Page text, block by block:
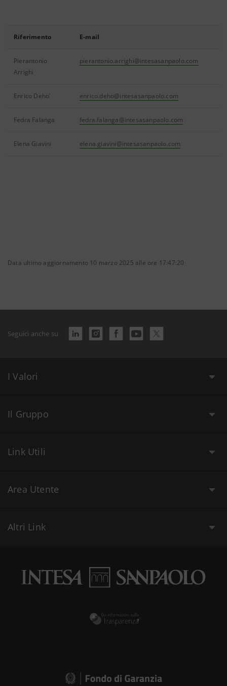
Riferimento E-mail
Pierantonio
Arrighi
pierantonio.arrighi@intesasanpaolo.com
Enrico Deho' enrico.deho@intesasanpaolo.com
Fedra Falanga fedra.falanga@intesasanpaolo.com
Elena Giavini elena.giavini@intesasanpaolo.com
Data ultimo aggiornamento 10 marzo 2025 alle ore 17:47:20
Seguici anche su
I Valori
Il Gruppo
Link Utili
Area Utente
Altri Link